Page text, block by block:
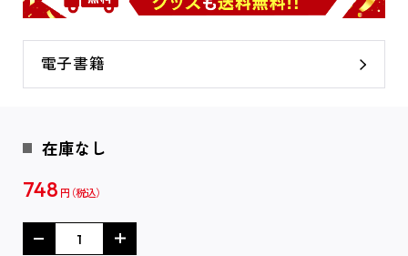
電子書籍
在庫なし
748 円